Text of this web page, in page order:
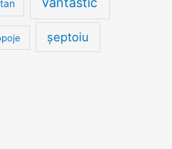
șeptoiu